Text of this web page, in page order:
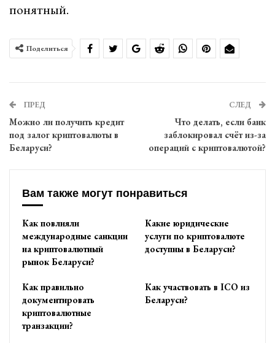
понятный.
Поделиться
ПРЕД
Можно ли получить кредит
под залог криптовалюты в
Беларуси?
СЛЕД
Что делать, если банк
заблокировал счёт из-за
операций с криптовалютой?
Вам также могут понравиться
Как повлияли
международные санкции
на криптовалютный
рынок Беларуси?
Какие юридические
услуги по криптовалюте
доступны в Беларуси?
Как правильно
документировать
криптовалютные
транзакции?
Как участвовать в ICO из
Беларуси?